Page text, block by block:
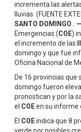
incrementa las
lluvias. (FUENTE
SANTO DOMINGO . —
Emergencias (COE)
el incremento de las
domingo y que fue
Oficina Nacional de
De 16 provincias que
domingo fueron
pronostican y por la
el COEen su informe
El COEindica que 8